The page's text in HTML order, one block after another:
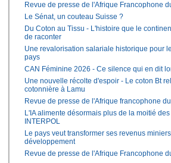
Revue de presse de l'Afrique Francophone
Le Sénat, un couteau Suisse ?
Du Coton au Tissu - L'histoire que le
de raconter
Une revalorisation salariale historique pour
pays
CAN Féminine 2026 - Ce silence qui en dit
Une nouvelle récolte d'espoir - Le coton Bt
cotonnière à Lamu
Revue de presse de l'Afrique francophone
L'IA alimente désormais plus de la moitié
INTERPOL
Le pays veut transformer ses revenus
développement
Revue de presse de l'Afrique Francophone